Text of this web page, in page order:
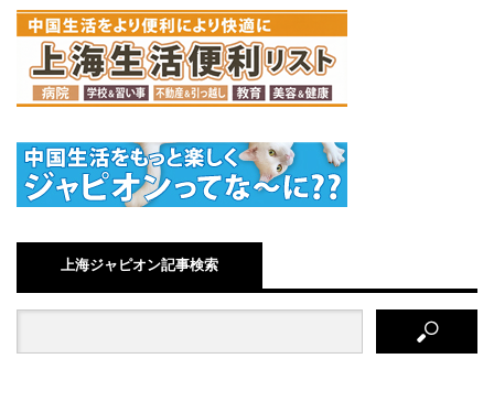
上海ジャピオン記事検索